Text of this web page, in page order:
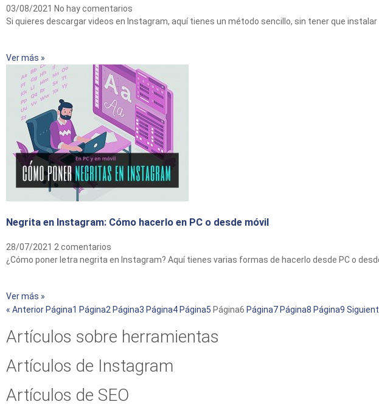
03/08/2021 No hay comentarios
Si quieres descargar videos en Instagram, aquí tienes un método sencillo, sin tener que
Ver más »
Negrita en Instagram: Cómo hacerlo en PC o desde móvil
28/07/2021 2 comentarios
¿Cómo poner letra negrita en Instagram? Aquí tienes varias formas de hacerlo desde PC o
Ver más »
« Anterior Página1 Página2 Página3 Página4 Página5 Página6 Página7 Página8 Página9
Artículos sobre herramientas
Artículos de Instagram
Artículos de SEO